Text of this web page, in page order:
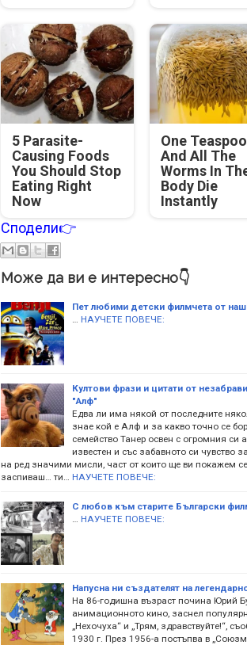
5 Parasite-
Causing Foods
You Should Stop
Eating Right
Now
One
And All The
Worms In
Body Die
Instantly
Сподели👉
Може да ви е интересно👇
Пет любими детски филмчета от
… НАУЧЕТЕ ПОВЕЧЕ:
Култови фрази и цитати от
"Алф"
Едва ли има някой от последните
знае кой е Алф и за какво точно се
семейство Танер освен с огромния си
известен и със забавното си чувство
на ред значими мисли, част от които ще ви покажем
заспиваш… ти… НАУЧЕТЕ ПОВЕЧЕ:
С любов към старите Български
… НАУЧЕТЕ ПОВЕЧЕ:
Напусна ни създателят на
На 86-годишна възраст почина Юрий
анимационното кино, заснел
„Нехочуха“ и „Трям, здравствуйте!“,
1930 г. През 1956-а постъпва в